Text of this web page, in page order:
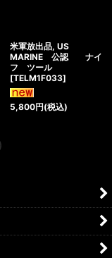
米軍放出品, US
MARINE 公認 ナイ
フ ツール
[TELM1F033]
5,800円(税込)